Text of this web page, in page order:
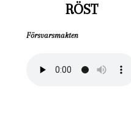
RÖST
Försvarsmakten